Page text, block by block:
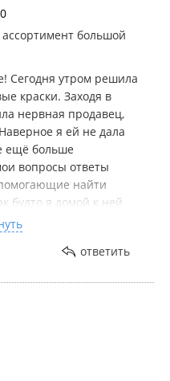
большой
Сегодня утром решила
краски. Заходя в
нервная продавец,
я ей не дала
ещё больше
вопросы ответы
найти
будто я домой к ней
тупые вопросы!
надо мной как
взгляда. В итоге,
Туда конечно в
приду. Куплю в другом
ответить